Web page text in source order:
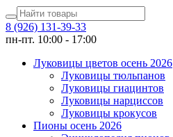
8 (926) 131-39-33
пн-пт. 10:00 - 17:00
Луковицы цветов осень 2026
Луковицы тюльпанов
Луковицы гиацинтов
Луковицы нарциссов
Луковицы крокусов
Пионы осень 2026